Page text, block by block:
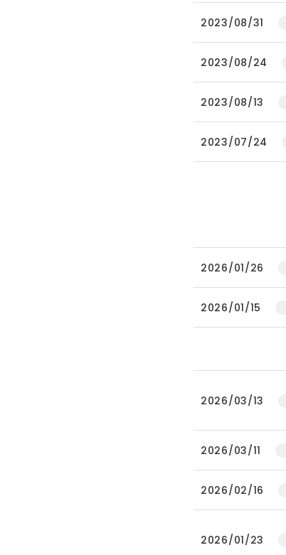
2023/08/31
2023/08/24
2023/08/13
2023/07/24
2026/01/26
2026/01/15
2026/03/13
2026/03/11
2026/02/16
2026/01/23